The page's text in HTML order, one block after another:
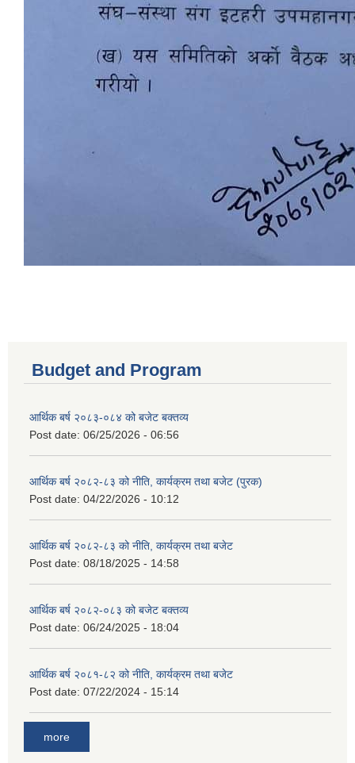
Budget and Program
आर्थिक बर्ष २०८३-०८४ को बजेट बक्तव्य
Post date: 06/25/2026 - 06:56
आर्थिक बर्ष २०८२-८३ को नीति, कार्यक्रम तथा बजेट (पुरक)
Post date: 04/22/2026 - 10:12
आर्थिक बर्ष २०८२-८३ को नीति, कार्यक्रम तथा बजेट
Post date: 08/18/2025 - 14:58
आर्थिक बर्ष २०८२-०८३ को बजेट बक्तव्य
Post date: 06/24/2025 - 18:04
आर्थिक बर्ष २०८१-८२ को नीति, कार्यक्रम तथा बजेट
Post date: 07/22/2024 - 15:14
more